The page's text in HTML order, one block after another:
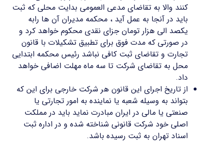
کنند والا به تقاضای مدعی العمومی بدایت محلی که ثبت
باید در آنجا به عمل آید ، محکمه مدیران آن ها رابه
یکصد الی هزار تومان جزای نقدی محکوم خواهد کرد و
در صورتی که مدت فوق برای تطبیق تشکیلات با قانون
تجارت و تقاضای ثبت کافی نباشد رئیس محکمه ابتدایی
محل به تقاضای شرکت تا سه ماه مهلت اضافی خواهد
داد.
از تاریخ اجرای این قانون هر شرکت خارجی برای این که
بتواند به وسیله شعبه یا نماینده به امور تجارتی یا
صنعتی یا مالی در ایران مبادرت نماید باید در مملکت
اصلی خود شرکت قانونی شناخته شده و در اداره ثبت
اسناد تهران به ثبت رسیده باشد.